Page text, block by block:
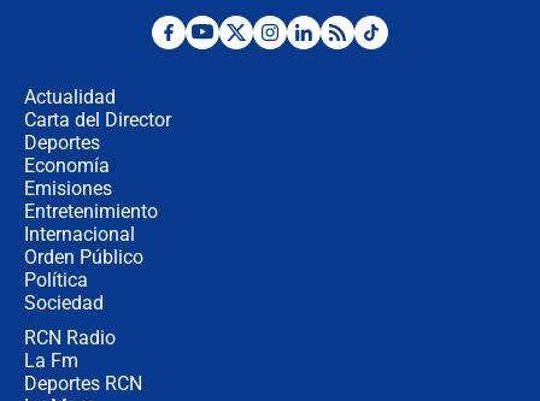
"No hubo fraude ni posibilidad de
Actualidad
Carta del Director
Deportes
Economía
Emisiones
Entretenimiento
Internacional
Orden Público
Política
Sociedad
RCN Radio
La Fm
Deportes RCN